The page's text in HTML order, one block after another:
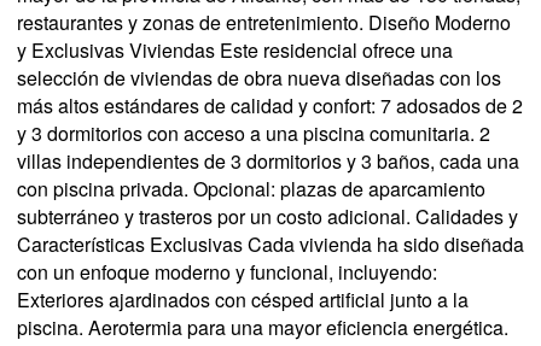
restaurantes y zonas de entretenimiento. Diseño Moderno
y Exclusivas Viviendas Este residencial ofrece una
selección de viviendas de obra nueva diseñadas con los
más altos estándares de calidad y confort: 7 adosados de 2
y 3 dormitorios con acceso a una piscina comunitaria. 2
villas independientes de 3 dormitorios y 3 baños, cada una
con piscina privada. Opcional: plazas de aparcamiento
subterráneo y trasteros por un costo adicional. Calidades y
Características Exclusivas Cada vivienda ha sido diseñada
con un enfoque moderno y funcional, incluyendo:
Exteriores ajardinados con césped artificial junto a la
piscina. Aerotermia para una mayor eficiencia energética.